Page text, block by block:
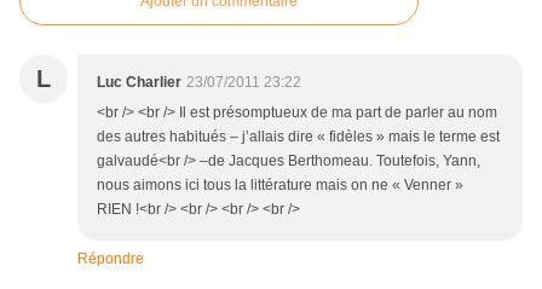
L Luc Charlier 23/07/2011 23:22
<br /> <br /> Il est présomptueux de ma part de parler au nom
des autres habitués – j’allais dire « fidèles » mais le terme est
galvaudé<br /> –de Jacques Berthomeau. Toutefois, Yann,
nous aimons ici tous la littérature mais on ne « Venner »
RIEN !<br /> <br /> <br /> <br />
Répondre